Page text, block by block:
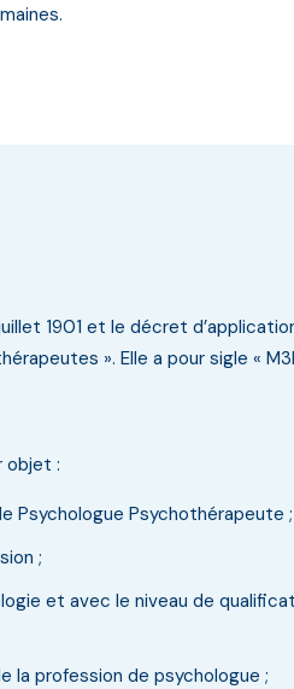
1901 et le décret
». Elle a pour sigle «
objet :
Psychologue Psychothérapeute ;
;
et avec le niveau de
la profession de psychologue ;